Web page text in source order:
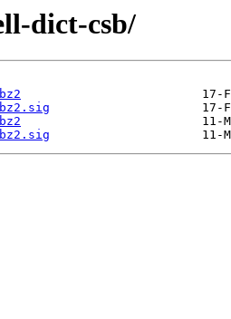
dict-csb/